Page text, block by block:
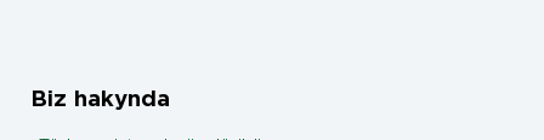
Biz hakynda